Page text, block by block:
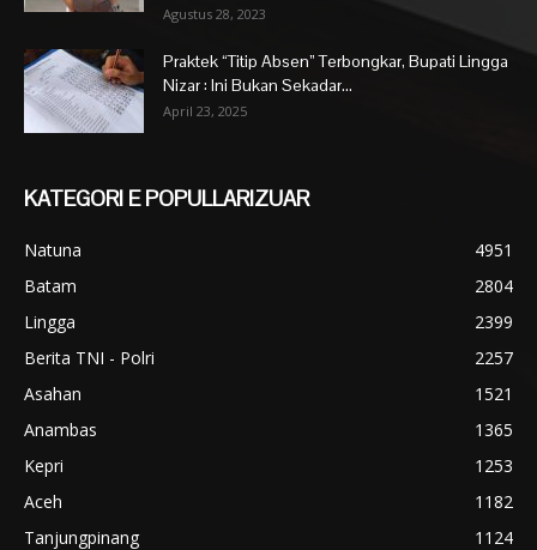
Agustus 28, 2023
Praktek “Titip Absen” Terbongkar, Bupati Lingga
Nizar : Ini Bukan Sekadar...
April 23, 2025
KATEGORI E POPULLARIZUAR
Natuna
4951
Batam
2804
Lingga
2399
Berita TNI - Polri
2257
Asahan
1521
Anambas
1365
Kepri
1253
Aceh
1182
Tanjungpinang
1124